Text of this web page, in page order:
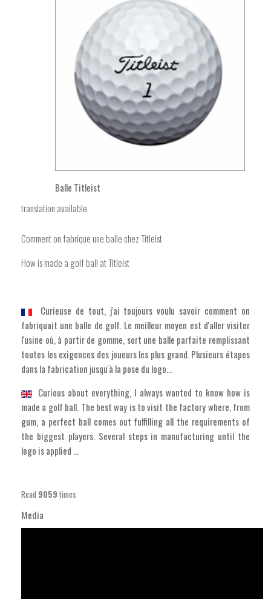
Balle Titleist
translation available.
Comment on fabrique une balle chez Titleist
How is made a golf ball at Titleist
Curieuse de tout, j'ai toujours voulu savoir comment on
fabriquait une balle de golf. Le meilleur moyen est d'aller visiter
l'usine où, à partir de gomme, sort une balle parfaite remplissant
toutes les exigences des joueurs les plus grand. Plusieurs étapes
dans la fabrication jusqu'à la pose du logo...
Curious about everything, I always wanted to know how is
made a golf ball. The best way is to visit the factory where, from
gum, a perfect ball comes out fulfilling all the requirements of
the biggest players. Several steps in manufacturing until the
logo is applied ...
Read 9059 times
Media